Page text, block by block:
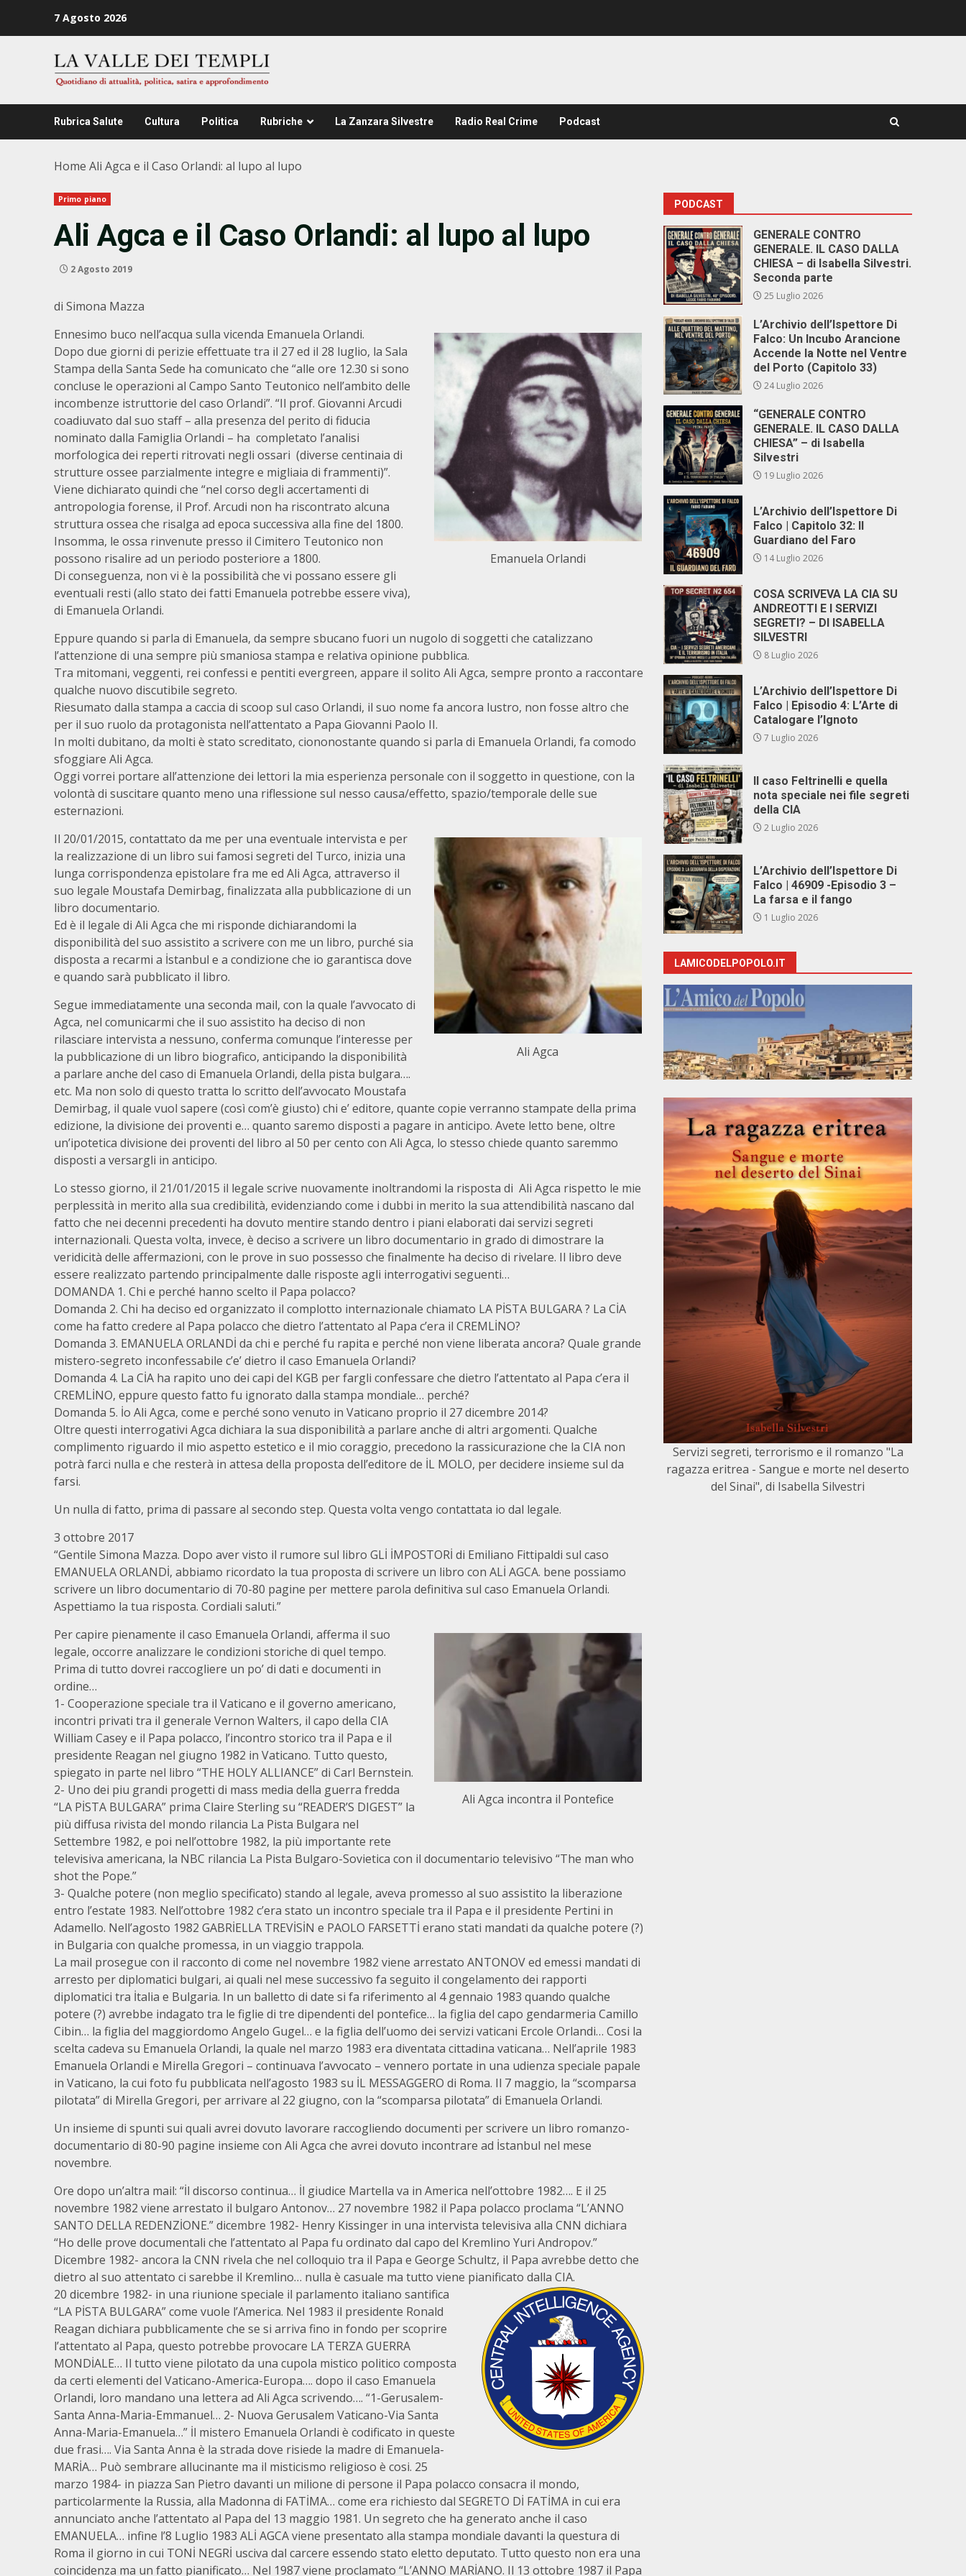
7 Agosto 2026
Rubrica Salute Cultura Politica Rubriche La Zanzara Silvestre Radio Real Crime Podcast
Home Ali Agca e il Caso Orlandi: al lupo al lupo
Primo piano
Ali Agca e il Caso Orlandi: al lupo al lupo
2 Agosto 2019
di Simona Mazza
Emanuela Orlandi
Ennesimo buco nell’acqua sulla vicenda Emanuela Orlandi.
Dopo due giorni di perizie effettuate tra il 27 ed il 28 luglio, la Sala
Stampa della Santa Sede ha comunicato che “alle ore 12.30 si sono
concluse le operazioni al Campo Santo Teutonico nell’ambito delle
incombenze istruttorie del caso Orlandi”. “Il prof. Giovanni Arcudi
coadiuvato dal suo staff – alla presenza del perito di fiducia
nominato dalla Famiglia Orlandi – ha completato l’analisi
morfologica dei reperti ritrovati negli ossari (diverse centinaia di
strutture ossee parzialmente integre e migliaia di frammenti)”.
Viene dichiarato quindi che “nel corso degli accertamenti di
antropologia forense, il Prof. Arcudi non ha riscontrato alcuna
struttura ossea che risalga ad epoca successiva alla fine del 1800.
Insomma, le ossa rinvenute presso il Cimitero Teutonico non
possono risalire ad un periodo posteriore a 1800.
Di conseguenza, non vi è la possibilità che vi possano essere gli
eventuali resti (allo stato dei fatti Emanuela potrebbe essere viva),
di Emanuela Orlandi.
Eppure quando si parla di Emanuela, da sempre sbucano fuori un nugolo di soggetti che catalizzano
l’attenzione di una sempre più smaniosa stampa e relativa opinione pubblica.
Tra mitomani, veggenti, rei confessi e pentiti evergreen, appare il solito Ali Agca, sempre pronto a raccontare
qualche nuovo discutibile segreto.
Riesumato dalla stampa a caccia di scoop sul caso Orlandi, il suo nome fa ancora lustro, non fosse altro che
per il suo ruolo da protagonista nell’attentato a Papa Giovanni Paolo II.
In molti dubitano, da molti è stato screditato, ciononostante quando si parla di Emanuela Orlandi, fa comodo
sfoggiare Ali Agca.
Oggi vorrei portare all’attenzione dei lettori la mia esperienza personale con il soggetto in questione, con la
volontà di suscitare quanto meno una riflessione sul nesso causa/effetto, spazio/temporale delle sue
esternazioni.
Ali Agca
Il 20/01/2015, contattato da me per una eventuale intervista e per
la realizzazione di un libro sui famosi segreti del Turco, inizia una
lunga corrispondenza epistolare fra me ed Ali Agca, attraverso il
suo legale Moustafa Demirbag, finalizzata alla pubblicazione di un
libro documentario.
Ed è il legale di Ali Agca che mi risponde dichiarandomi la
disponibilità del suo assistito a scrivere con me un libro, purché sia
disposta a recarmi a İstanbul e a condizione che io garantisca dove
e quando sarà pubblicato il libro.
Segue immediatamente una seconda mail, con la quale l’avvocato di
Agca, nel comunicarmi che il suo assistito ha deciso di non
rilasciare intervista a nessuno, conferma comunque l’interesse per
la pubblicazione di un libro biografico, anticipando la disponibilità
a parlare anche del caso di Emanuela Orlandi, della pista bulgara….
etc. Ma non solo di questo tratta lo scritto dell’avvocato Moustafa
Demirbag, il quale vuol sapere (così com’è giusto) chi e’ editore, quante copie verranno stampate della prima
edizione, la divisione dei proventi e… quanto saremo disposti a pagare in anticipo. Avete letto bene, oltre
un’ipotetica divisione dei proventi del libro al 50 per cento con Ali Agca, lo stesso chiede quanto saremmo
disposti a versargli in anticipo.
Lo stesso giorno, il 21/01/2015 il legale scrive nuovamente inoltrandomi la risposta di Ali Agca rispetto le mie
perplessità in merito alla sua credibilità, evidenziando come i dubbi in merito la sua attendibilità nascano dal
fatto che nei decenni precedenti ha dovuto mentire stando dentro i piani elaborati dai servizi segreti
internazionali. Questa volta, invece, è deciso a scrivere un libro documentario in grado di dimostrare la
veridicità delle affermazioni, con le prove in suo possesso che finalmente ha deciso di rivelare. Il libro deve
essere realizzato partendo principalmente dalle risposte agli interrogativi seguenti…
DOMANDA 1. Chi e perché hanno scelto il Papa polacco?
Domanda 2. Chi ha deciso ed organizzato il complotto internazionale chiamato LA PİSTA BULGARA ? La CİA
come ha fatto credere al Papa polacco che dietro l’attentato al Papa c’era il CREMLİNO?
Domanda 3. EMANUELA ORLANDİ da chi e perché fu rapita e perché non viene liberata ancora? Quale grande
mistero-segreto inconfessabile c’e’ dietro il caso Emanuela Orlandi?
Domanda 4. La CİA ha rapito uno dei capi del KGB per fargli confessare che dietro l’attentato al Papa c’era il
CREMLİNO, eppure questo fatto fu ignorato dalla stampa mondiale… perché?
Domanda 5. İo Ali Agca, come e perché sono venuto in Vaticano proprio il 27 dicembre 2014?
Oltre questi interrogativi Agca dichiara la sua disponibilità a parlare anche di altri argomenti. Qualche
complimento riguardo il mio aspetto estetico e il mio coraggio, precedono la rassicurazione che la CIA non
potrà farci nulla e che resterà in attesa della proposta dell’editore de İL MOLO, per decidere insieme sul da
farsi.
Un nulla di fatto, prima di passare al secondo step. Questa volta vengo contattata io dal legale.
3 ottobre 2017
“Gentile Simona Mazza. Dopo aver visto il rumore sul libro GLİ İMPOSTORİ di Emiliano Fittipaldi sul caso
EMANUELA ORLANDİ, abbiamo ricordato la tua proposta di scrivere un libro con ALİ AGCA. bene possiamo
scrivere un libro documentario di 70-80 pagine per mettere parola definitiva sul caso Emanuela Orlandi.
Aspettiamo la tua risposta. Cordiali saluti.”
Ali Agca incontra il Pontefice
Per capire pienamente il caso Emanuela Orlandi, afferma il suo
legale, occorre analizzare le condizioni storiche di quel tempo.
Prima di tutto dovrei raccogliere un po’ di dati e documenti in
ordine…
1- Cooperazione speciale tra il Vaticano e il governo americano,
incontri privati tra il generale Vernon Walters, il capo della CIA
William Casey e il Papa polacco, l’incontro storico tra il Papa e il
presidente Reagan nel giugno 1982 in Vaticano. Tutto questo,
spiegato in parte nel libro “THE HOLY ALLIANCE” di Carl Bernstein.
2- Uno dei piu grandi progetti di mass media della guerra fredda
“LA PİSTA BULGARA” prima Claire Sterling su “READER’S DIGEST” la
più diffusa rivista del mondo rilancia La Pista Bulgara nel
Settembre 1982, e poi nell’ottobre 1982, la più importante rete
televisiva americana, la NBC rilancia La Pista Bulgaro-Sovietica con il documentario televisivo “The man who
shot the Pope.”
3- Qualche potere (non meglio specificato) stando al legale, aveva promesso al suo assistito la liberazione
entro l’estate 1983. Nell’ottobre 1982 c’era stato un incontro speciale tra il Papa e il presidente Pertini in
Adamello. Nell’agosto 1982 GABRİELLA TREVİSİN e PAOLO FARSETTİ erano stati mandati da qualche potere (?)
in Bulgaria con qualche promessa, in un viaggio trappola.
La mail prosegue con il racconto di come nel novembre 1982 viene arrestato ANTONOV ed emessi mandati di
arresto per diplomatici bulgari, ai quali nel mese successivo fa seguito il congelamento dei rapporti
diplomatici tra İtalia e Bulgaria. In un balletto di date si fa riferimento al 4 gennaio 1983 quando qualche
potere (?) avrebbe indagato tra le figlie di tre dipendenti del pontefice… la figlia del capo gendarmeria Camillo
Cibin… la figlia del maggiordomo Angelo Gugel… e la figlia dell’uomo dei servizi vaticani Ercole Orlandi… Cosi la
scelta cadeva su Emanuela Orlandi, la quale nel marzo 1983 era diventata cittadina vaticana… Nell’aprile 1983
Emanuela Orlandi e Mirella Gregori – continuava l’avvocato – vennero portate in una udienza speciale papale
in Vaticano, la cui foto fu pubblicata nell’agosto 1983 su İL MESSAGGERO di Roma. Il 7 maggio, la “scomparsa
pilotata” di Mirella Gregori, per arrivare al 22 giugno, con la “scomparsa pilotata” di Emanuela Orlandi.
Un insieme di spunti sui quali avrei dovuto lavorare raccogliendo documenti per scrivere un libro romanzo-
documentario di 80-90 pagine insieme con Ali Agca che avrei dovuto incontrare ad İstanbul nel mese
novembre.
Ore dopo un’altra mail: “İl discorso continua… İl giudice Martella va in America nell’ottobre 1982…. E il 25
novembre 1982 viene arrestato il bulgaro Antonov… 27 novembre 1982 il Papa polacco proclama “L’ANNO
SANTO DELLA REDENZİONE.” dicembre 1982- Henry Kissinger in una intervista televisiva alla CNN dichiara
“Ho delle prove documentali che l’attentato al Papa fu ordinato dal capo del Kremlino Yuri Andropov.”
Dicembre 1982- ancora la CNN rivela che nel colloquio tra il Papa e George Schultz, il Papa avrebbe detto che
dietro al suo attentato ci sarebbe il Kremlino… nulla è casuale ma tutto viene pianificato dalla CIA.
20 dicembre 1982- in una riunione speciale il parlamento italiano santifica
“LA PİSTA BULGARA” come vuole l’America. Nel 1983 il presidente Ronald
Reagan dichiara pubblicamente che se si arriva fino in fondo per scoprire
l’attentato al Papa, questo potrebbe provocare LA TERZA GUERRA
MONDİALE… Il tutto viene pilotato da una cupola mistico politico composta
da certi elementi del Vaticano-America-Europa…. dopo il caso Emanuela
Orlandi, loro mandano una lettera ad Ali Agca scrivendo…. “1-Gerusalem-
Santa Anna-Maria-Emmanuel… 2- Nuova Gerusalem Vaticano-Via Santa
Anna-Maria-Emanuela…” İl mistero Emanuela Orlandi è codificato in queste
due frasi…. Via Santa Anna è la strada dove risiede la madre di Emanuela-
MARİA… Può sembrare allucinante ma il misticismo religioso è cosi. 25
marzo 1984- in piazza San Pietro davanti un milione di persone il Papa polacco consacra il mondo,
particolarmente la Russia, alla Madonna di FATİMA… come era richiesto dal SEGRETO Dİ FATİMA in cui era
annunciato anche l’attentato al Papa del 13 maggio 1981. Un segreto che ha generato anche il caso
EMANUELA… infine l’8 Luglio 1983 ALİ AGCA viene presentato alla stampa mondiale davanti la questura di
Roma il giorno in cui TONİ NEGRİ usciva dal carcere essendo stato eletto deputato. Tutto questo non era una
coincidenza ma un fatto pianificato… Nel 1987 viene proclamato “L’ANNO MARİANO. Il 13 ottobre 1987 il Papa
PODCAST
GENERALE CONTRO
GENERALE. IL CASO DALLA
CHIESA – di Isabella Silvestri.
Seconda parte
25 Luglio 2026
L’Archivio dell’Ispettore Di
Falco: Un Incubo Arancione
Accende la Notte nel Ventre
del Porto (Capitolo 33)
24 Luglio 2026
“GENERALE CONTRO
GENERALE. IL CASO DALLA
CHIESA” – di Isabella
Silvestri
19 Luglio 2026
L’Archivio dell’Ispettore Di
Falco | Capitolo 32: Il
Guardiano del Faro
14 Luglio 2026
COSA SCRIVEVA LA CIA SU
ANDREOTTI E I SERVIZI
SEGRETI? – DI ISABELLA
SILVESTRI
8 Luglio 2026
L’Archivio dell’Ispettore Di
Falco | Episodio 4: L’Arte di
Catalogare l’Ignoto
7 Luglio 2026
Il caso Feltrinelli e quella
nota speciale nei file segreti
della CIA
2 Luglio 2026
L’Archivio dell’Ispettore Di
Falco | 46909 -Episodio 3 –
La farsa e il fango
1 Luglio 2026
LAMICODELPOPOLO.IT
Servizi segreti, terrorismo e il romanzo "La
ragazza eritrea - Sangue e morte nel deserto
del Sinai", di Isabella Silvestri